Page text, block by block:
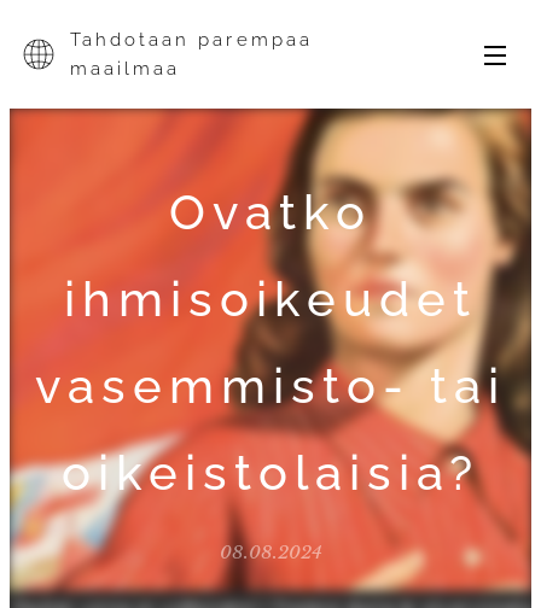
Tahdotaan parempaa
maailmaa
Ovatko
ihmisoikeudet
vasemmisto- tai
oikeistolaisia?
08.08.2024